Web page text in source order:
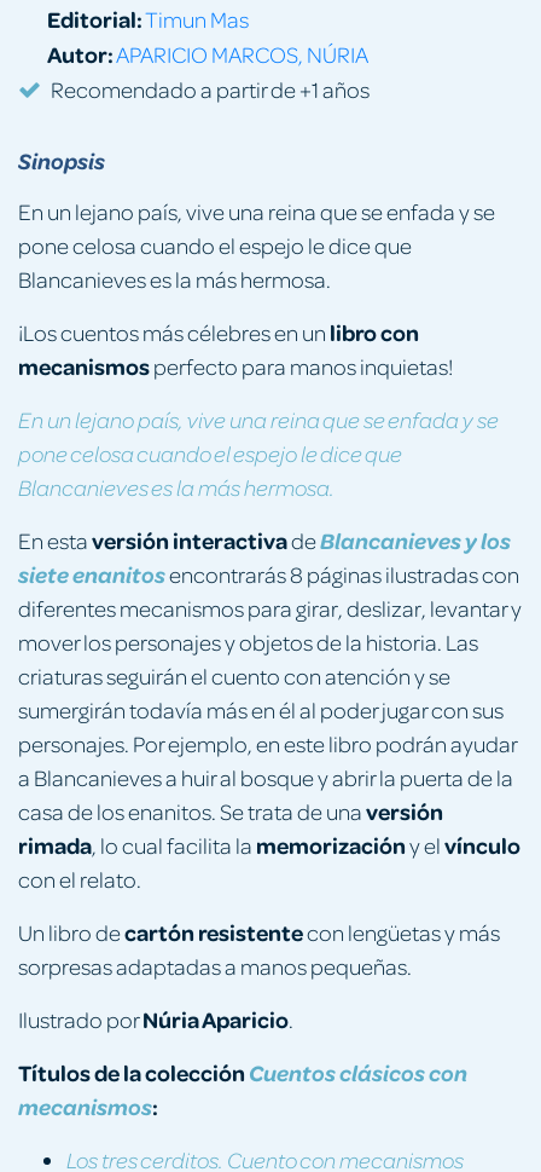
Sinopsis
En un lejano país, vive una reina que se enfada y se
pone celosa cuando el espejo le dice que
Blancanieves es la más hermosa.
¡Los cuentos más célebres en un libro con
mecanismosperfecto para manos inquietas!
En un lejano país, vive una reina que se enfada y se
pone celosa cuando el espejo le dice que
Blancanieves es la más hermosa.
En estaversión interactivadeBlancanieves y los
siete enanitosencontrarás 8 páginas ilustradas con
diferentes mecanismos para girar, deslizar, levantar y
mover los personajes y objetos de la historia. Las
criaturas seguirán el cuento con atención y se
sumergirán todavía más en él al poder jugar con sus
personajes. Por ejemplo, en este libro podrán ayudar
a Blancanieves a huir al bosque y abrir la puerta de la
casa de los enanitos. Se trata de unaversión
rimada, lo cual facilita la memorizacióny elvínculo
con el relato.
Un libro decartón resistentecon lengüetas y más
sorpresas adaptadas a manos pequeñas.
Ilustrado porNúria Aparicio.
Títulos de la colección Cuentos clásicos con
mecanismos:
Los tres cerditos. Cuento con mecanismos
Editorial:Timun Mas
Autor:APARICIO MARCOS, NÚRIA
Recomendado a partir de +1 años